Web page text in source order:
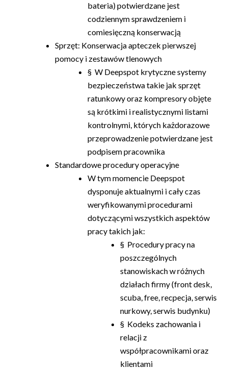
bateria) potwierdzane jest
codziennym sprawdzeniem i
comiesięczną konserwacją
Sprzęt: Konserwacja apteczek pierwszej
pomocy i zestawów tlenowych
§ W Deepspot krytyczne systemy
bezpieczeństwa takie jak sprzęt
ratunkowy oraz kompresory objęte
są krótkimi i realistycznymi listami
kontrolnymi, których każdorazowe
przeprowadzenie potwierdzane jest
podpisem pracownika
Standardowe procedury operacyjne
W tym momencie Deepspot
dysponuje aktualnymi i cały czas
weryfikowanymi procedurami
dotyczącymi wszystkich aspektów
pracy takich jak:
§ Procedury pracy na
poszczególnych
stanowiskach w różnych
działach firmy (front desk,
scuba, free, recpecja, serwis
nurkowy, serwis budynku)
§ Kodeks zachowania i
relacji z
współpracownikami oraz
klientami